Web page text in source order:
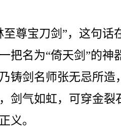
尊宝刀剑”，这句话
把名为“倚天剑”的神
铸剑名师张无忌所造
剑气如虹，可穿金裂
义。